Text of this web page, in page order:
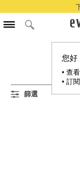
您好
• 查
• 訂
篩選